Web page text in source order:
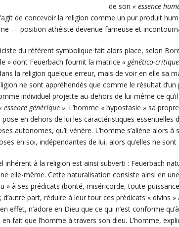
de son « essence
de concevoir la religion comme un pur produit
— position athéiste devenue fameuse et
du référent symbolique fait alors place, selon
» dont Feuerbach fournit la matrice « génético-
la religion quelque erreur, mais de voir en elle sa
ne sont appréhendés que comme le résultat
individuel projette au-dehors de lui-même ce
essence générique ». L’homme « hypostasie » sa
en dehors de lui les caractéristiques essentielles
autonomes, qu’il vénère. L’homme s’aliène alors
en soi, indépendantes de lui, alors qu’elles ne
inhérent à la religion est ainsi subverti : Feuerbach
elle-même. Cette naturalisation consiste ainsi en
» à ses prédicats (bonté, miséricorde, toute-
part, réduire à leur tour ces prédicats « divins »
effet, n’adore en Dieu que ce qui n’est conforme
en fait que l’homme à travers son dieu. L’homme,